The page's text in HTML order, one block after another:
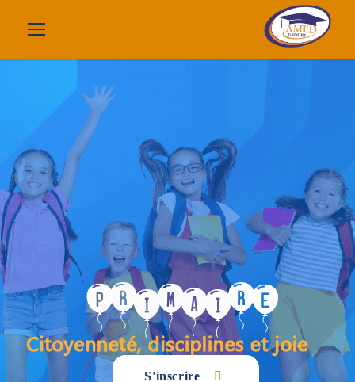
S'inscrire